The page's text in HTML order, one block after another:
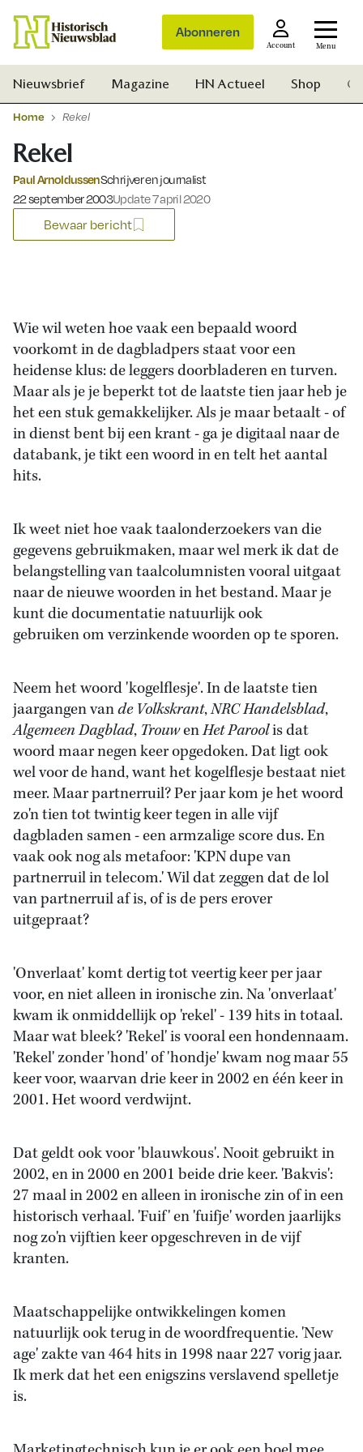
Abonneren
Account Menu
Zoek
Nieuwsbrief Magazine HN Actueel Shop
Home Rekel
Rekel
Paul ArnoldussenSchrijver en journalist
Gepubliceerd op:
22 september 2003Update 7 april 2020
Bewaar bericht
Wie wil weten hoe vaak een bepaald woord
voorkomt in de dagbladpers staat voor een
heidense klus: de leggers doorbladeren en turven.
Maar als je je beperkt tot de laatste tien jaar heb je
het een stuk gemakkelijker. Als je maar betaalt - of
in dienst bent bij een krant - ga je digitaal naar de
databank, je tikt een woord in en telt het aantal
hits.
Ik weet niet hoe vaak taalonderzoekers van die
gegevens gebruikmaken, maar wel merk ik dat de
belangstelling van taalcolumnisten vooral uitgaat
naar de nieuwe woorden in het bestand. Maar je
kunt die documentatie natuurlijk ook
gebruiken om verzinkende woorden op te sporen.
Neem het woord 'kogelflesje'. In de laatste tien
jaargangen vande Volkskrant,NRC Handelsblad,
Algemeen Dagblad,TrouwenHet Paroolis dat
woord maar negen keer opgedoken. Dat ligt ook
wel voor de hand, want het kogelflesje bestaat niet
meer. Maar partnerruil? Per jaar kom je het woord
zo'n tien tot twintig keer tegen in alle vijf
dagbladen samen - een armzalige score dus. En
vaak ook nog als metafoor: 'KPN dupe van
partnerruil in telecom.' Wil dat zeggen dat de lol
van partnerruil af is, of is de pers erover
uitgepraat?
'Onverlaat' komt dertig tot veertig keer per jaar
voor, en niet alleen in ironische zin. Na 'onverlaat'
kwam ik onmiddellijk op 'rekel' - 139 hits in totaal.
Maar wat bleek? 'Rekel' is vooral een hondennaam.
'Rekel' zonder 'hond' of 'hondje' kwam nog maar 55
keer voor, waarvan drie keer in 2002 en één keer in
2001. Het woord verdwijnt.
Dat geldt ook voor 'blauwkous'. Nooit gebruikt in
2002, en in 2000 en 2001 beide drie keer. 'Bakvis':
27 maal in 2002 en alleen in ironische zin of in een
historisch verhaal. 'Fuif' en 'fuifje' worden jaarlijks
nog zo'n vijftien keer opgeschreven in de vijf
kranten.
Maatschappelijke ontwikkelingen komen
natuurlijk ook terug in de woordfrequentie. 'New
age' zakte van 464 hits in 1998 naar 227 vorig jaar.
Ik merk dat het een enigszins verslavend spelletje
is.